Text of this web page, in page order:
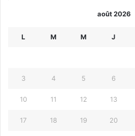
août 2026
L M M J
3 4 5 6
10 11 12 13
17 18 19 20